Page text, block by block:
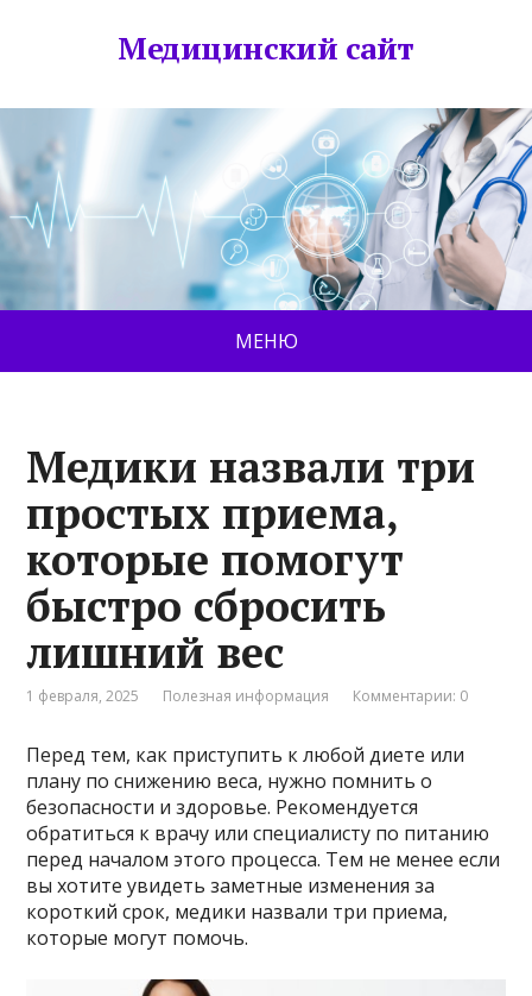
Медицинский сайт
МЕНЮ
Медики назвали три
простых приема,
которые помогут
быстро сбросить
лишний вес
1 февраля, 2025 Полезная информация Комментарии: 0
Перед тем, как приступить к любой диете или
плану по снижению веса, нужно помнить о
безопасности и здоровье. Рекомендуется
обратиться к врачу или специалисту по питанию
перед началом этого процесса. Тем не менее если
вы хотите увидеть заметные изменения за
короткий срок, медики назвали три приема,
которые могут помочь.